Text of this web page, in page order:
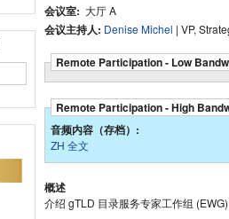
会议室: 大厅 A
会议主持人: Denise Michel | VP,
Remote Participation - Low
Remote Participation - High
音频内容（存档）:
ZH 全文
概述
介绍 gTLD 目录服务专家工作组